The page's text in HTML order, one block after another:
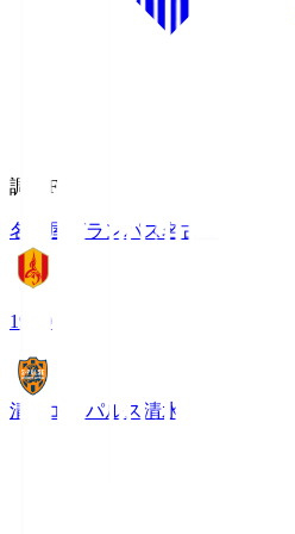
調布FM
名古屋グランパス名古屋
19:00
清水エスパルス 清水